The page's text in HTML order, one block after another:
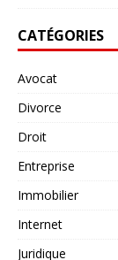
CATÉGORIES
Avocat
Divorce
Droit
Entreprise
Immobilier
Internet
Juridique